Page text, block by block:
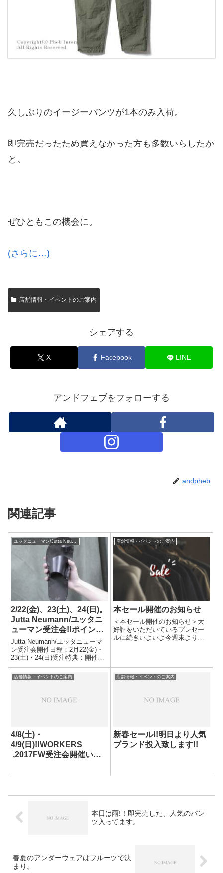
久しぶりのイージーパンツが1本のみ入荷。
即完売だったため買えなかった方も多数いらしたか
と。
ぜひともこの機会に。
(さらに…)
店舗情報・イベントのご案内
シェアする
X Facebook LINE
アンドフェブをフォローする
andpheb
関連記事
ユッタニューマン/Jutta Neumann
2/22(金)、23(土)、24(日)。
Jutta Neumann/ユッタニ
ューマン受注会!!ポイント
3倍です!!
Jutta Neumann/ユッタニューマ
ン受注会開催日程：2月22(金)・
23(土)・24(日)受注特典：開催期
間中の受注でポイント3倍捺印致
します。※前金分のみポイント
アップ対象となります。お渡し
るユッタニ...
店舗情報・イベントのご案内
本セール開催のお知らせ
＜本セール開催のお知らせ＞大
好評をいただいているプレセー
ルに続きいよいよ今週末より本
STARTプレセール同様数時間だ
け店頭先行となりますの...
店舗情報・イベントのご案内
4/8(土)・
4/9(日)!!WORKERS​
,2017FW受注会開催いた
店舗情報・イベントのご案内
新春セール!!明日より人気
ブランド投入致します!!
本日は雨!！即完売した、人気のパン
ツ入ってます。
春夏のアンダーウェアはフルーツで決
まり。